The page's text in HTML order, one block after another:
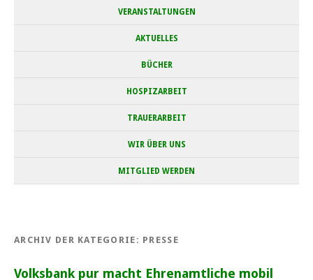
VERANSTALTUNGEN
AKTUELLES
BÜCHER
HOSPIZARBEIT
TRAUERARBEIT
WIR ÜBER UNS
MITGLIED WERDEN
ARCHIV DER KATEGORIE: PRESSE
Volksbank pur macht Ehrenamtliche mobil